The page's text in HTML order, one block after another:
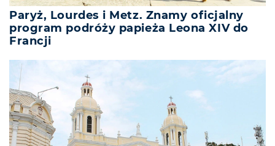
Paryż, Lourdes i Metz. Znamy oficjalny
program podróży papieża Leona XIV do
Francji